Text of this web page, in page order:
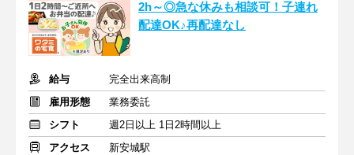
2h～◎急な休みも相談可！子連れ
配達OK♪再配達なし
給与
完全出来高制
雇用形態
業務委託
シフト
週2日以上 1日2時間以上
アクセス
新安城駅